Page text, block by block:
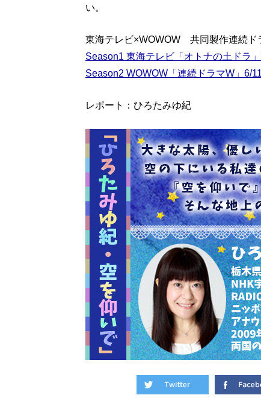
い。
東海テレビ×WOWOW 共同製作連続ド
Season1 東海テレビ「オトナの土ドラ
Season2 WOWOW「連続ドラマW」6/
レポート：ひろたみゆ紀